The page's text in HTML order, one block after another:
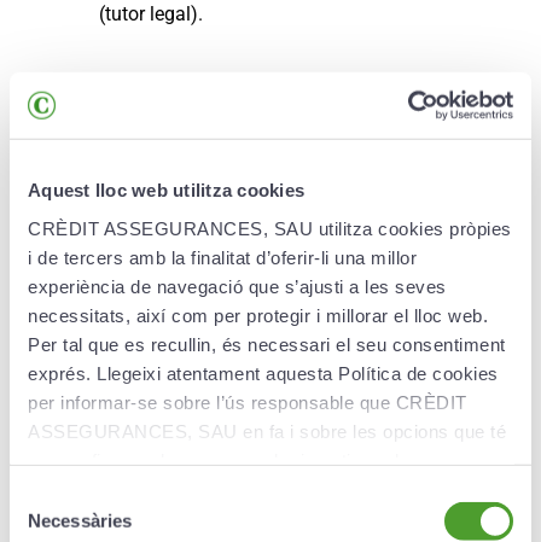
Aquest lloc web utilitza cookies
CRÈDIT ASSEGURANCES, SAU utilitza cookies pròpies
i de tercers amb la finalitat d’oferir-li una millor
experiència de navegació que s’ajusti a les seves
necessitats, així com per protegir i millorar el lloc web.
Per tal que es recullin, és necessari el seu consentiment
exprés. Llegeixi atentament aquesta Política de cookies
per informar-se sobre l’ús responsable que CRÈDIT
ASSEGURANCES, SAU en fa i sobre les opcions que té
Necessàries
(tutor legal).
El Creand Pla Estudiant Assegurat garanteix:
Preservació del capital.Garantia del 100% de
les aportacions al venciment (capital garantit al
venciment del producte)..
Rendibilitat amb la màxima transparència.
T’oferim un tipus d’interès garantit anual net
d’interès s’informarà al principi de cada any.
Rendibilitat a determinar anualment d’acord amb
l’evolució dels mercats.